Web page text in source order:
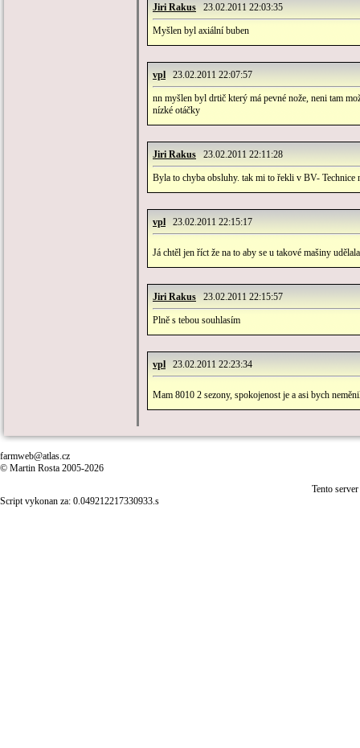
Jiri Rakus 23.02.2011 22:03:35
Myšlen byl axiální buben
vpl 23.02.2011 22:07:57
nn myšlen byl drtič který má pevné nože, neni tam
nízké otáčky
Jiri Rakus 23.02.2011 22:11:28
Byla to chyba obsluhy. tak mi to řekli v BV- Technice
vpl 23.02.2011 22:15:17
Já chtěl jen říct že na to aby se u takové mašiny
Jiri Rakus 23.02.2011 22:15:57
Plně s tebou souhlasím
vpl 23.02.2011 22:23:34
Mam 8010 2 sezony, spokojenost je a asi bych
farmweb@atlas.cz
© Martin Rosta 2005-2026
Tento
Script vykonan za: 0.049212217330933.s